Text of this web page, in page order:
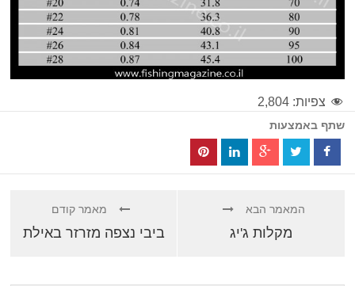
צפיות: 2,804
שתף באמצעות
מאמר קודם
ביבי נצפה מזרזר באילת
המאמר הבא
מקלות ג'יג